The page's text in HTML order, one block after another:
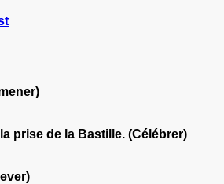
prise de la Bastille. (Célébrer)